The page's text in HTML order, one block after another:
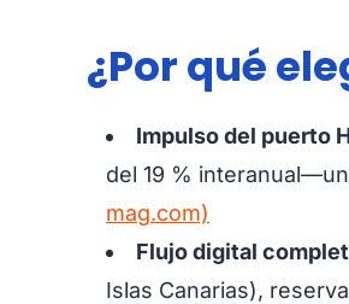
¿Por qué
Impulso del puerto
del 19 %
mag.com)
Flujo digital
Islas Canarias),